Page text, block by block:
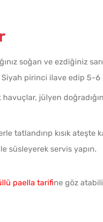
soğan ve ezdiğiniz
pirinci ilave edip 5-6
jülyen
tatlandırıp kısık ateşte
süsleyerek servis yapın.
paella tarifine göz